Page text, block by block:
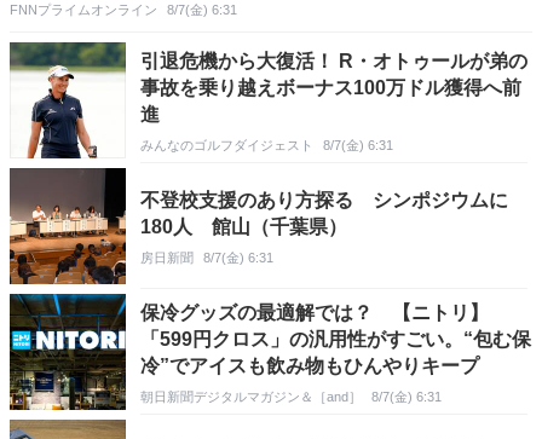
FNNプライムオンライン 8/7(金) 6:31
引退危機から大復活！ R・オトゥールが弟の
事故を乗り越えボーナス100万ドル獲得へ前
進
みんなのゴルフダイジェスト 8/7(金) 6:31
不登校支援のあり方探る シンポジウムに
180人 館山（千葉県）
房日新聞 8/7(金) 6:31
保冷グッズの最適解では？ 【ニトリ】
「599円クロス」の汎用性がすごい。“包む保
冷”でアイスも飲み物もひんやりキープ
朝日新聞デジタルマガジン＆［and］ 8/7(金) 6:31